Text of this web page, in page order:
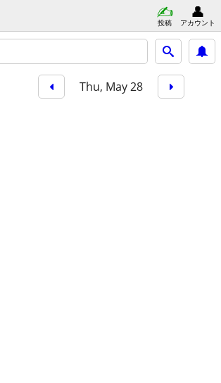
投稿 アカウント
Thu, May 28